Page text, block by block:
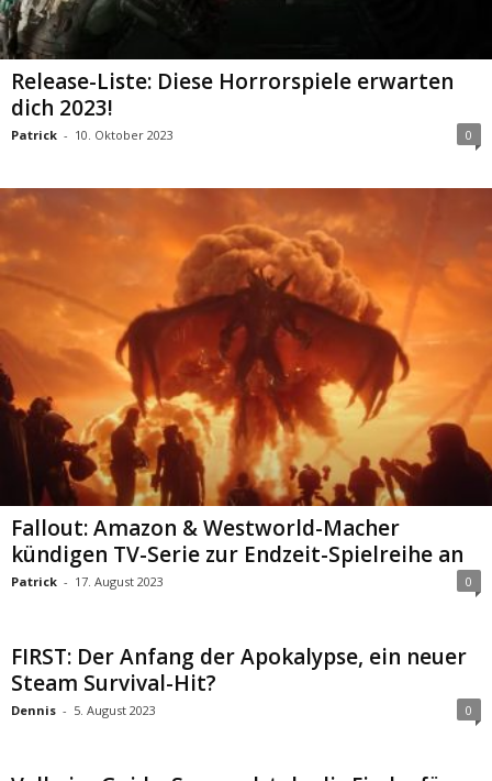
Release-Liste: Diese Horrorspiele erwarten
dich 2023!
Patrick - 10. Oktober 2023 0
Fallout: Amazon & Westworld-Macher
kündigen TV-Serie zur Endzeit-Spielreihe an
Patrick - 17. August 2023 0
FIRST: Der Anfang der Apokalypse, ein neuer
Steam Survival-Hit?
Dennis - 5. August 2023 0